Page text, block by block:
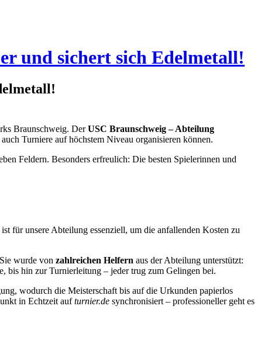
und sichert sich Edelmetall!
Braunschweig. DerUSC Braunschweig – Abteilung
Turniere auf höchstem Niveau organisieren können.
Feldern. Besonders erfreulich: Die besten Spielerinnen und
für unsere Abteilung essenziell, um die anfallenden Kosten zu
wurde von zahlreichen Helfern aus der Abteilung unterstützt:
bis hin zur Turnierleitung – jeder trug zum Gelingen bei.
wodurch die Meisterschaft bis auf die Urkunden papierlos
in Echtzeit aufturnier.de synchronisiert – professioneller geht es